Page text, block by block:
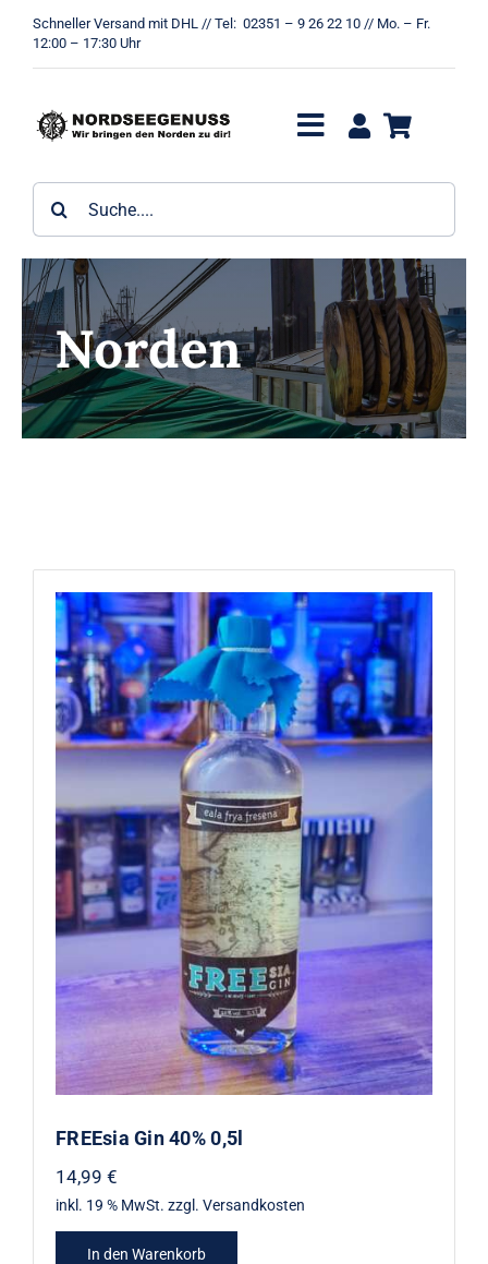
Zum
Inhalt
springen
Schneller Versand mit DHL // Tel: 02351 – 9 26 22 10 // Mo. – Fr.
12:00 – 17:30 Uhr
Toggle
Navigation
Gebäck
Gin
Kandis
Likör
Sekt
Whisky
Zubehör
nach:
Norden
FREEsia Gin 40% 0,5l
FREEsia Gin 40% 0,5l
14,99 €
inkl. 19 % MwSt. zzgl. Versandkosten
In den Warenkorb